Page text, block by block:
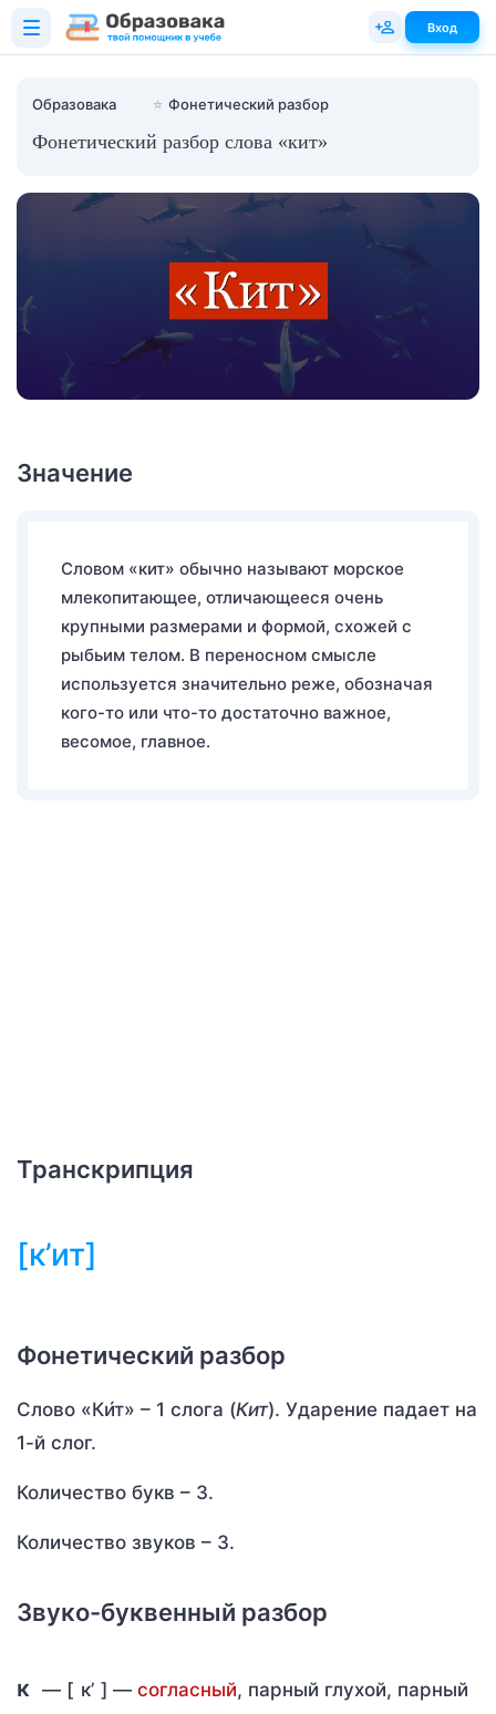
Образовака ⭐ Фонетический разбор
Фонетический разбор слова «кит»
Значение
Словом «кит» обычно называют морское
млекопитающее, отличающееся очень
крупными размерами и формой, схожей с
рыбьим телом. В переносном смысле
используется значительно реже, обозначая
кого-то или что-то достаточно важное,
весомое, главное.
Транскрипция
[к’ит]
Фонетический разбор
Слово «Ки́т» – 1 слога (Кит). Ударение падает на
1-й слог.
Количество букв – 3.
Количество звуков – 3.
Звуко-буквенный разбор
к — [ к’ ] — согласный, парный глухой, парный
Вход